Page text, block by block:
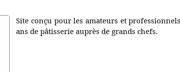
Site conçu pour les amateurs et
ans de pâtisserie auprès de grands chefs.